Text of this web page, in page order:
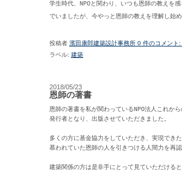
学生時代、NPOと関わり、いつも恩師の教えを
でいましたが、今やっと恩師の教えを理解し始め
投稿者 濱田康郎建築設計事務所 0 件のコメント:
ラベル: 建築
2018/05/23
恩師の著書
恩師の著書を私が関わっているNPO法人これか
発行者となり、出版させていただきました。
多くの方に基金協力をしていただき、実現でき
慕われていた恩師の人を引きつける人間力を再認
建築関係の方は是非手にとって見ていただけると